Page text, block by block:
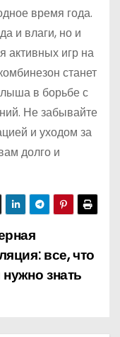
время года.
и влаги, но и
активных игр на
станет
в борьбе с
Не забывайте
и уходом за
долго и
все, что
знать